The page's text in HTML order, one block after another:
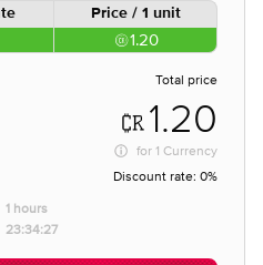
Price / 1 unit
1.20
Total price
1.20
for 1 Currency
Discount rate: 0%
1 hours
23:34:27